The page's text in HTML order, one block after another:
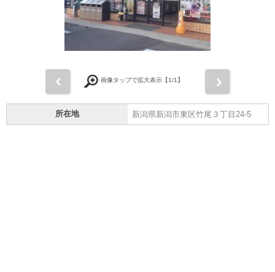
画像タップで拡大表示【1/1】
所在地 新潟県新潟市東区竹尾３丁目24-5